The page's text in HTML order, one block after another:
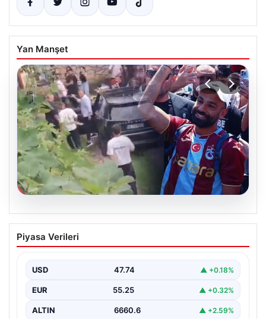
Yan Manşet
07.08.2026
Trabzonlu Teyzenin Mohamed Salah’a
Yönelik Sıcak Yaklaşımı Gülümsetti
Salah, bir reklam filmi çekimi için Trabzon'un Araklı…
Piyasa Verileri
USD 47.74 ▲ +0.18%
EUR 55.25 ▲ +0.32%
ALTIN 6660.6 ▲ +2.59%